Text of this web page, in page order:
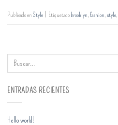
Publicado en Style Etiquetado brooklyn, fashion, style,
ENTRADAS RECIENTES
Hello world!